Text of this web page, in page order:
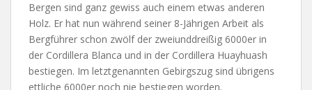
Bergen sind ganz gewiss auch einem etwas anderen
Holz. Er hat nun während seiner 8-Jährigen Arbeit als
Bergführer schon zwölf der zweiunddreißig 6000er in
der Cordillera Blanca und in der Cordillera Huayhuash
bestiegen. Im letztgenannten Gebirgszug sind übrigens
ettliche 6000er noch nie bestiegen worden.